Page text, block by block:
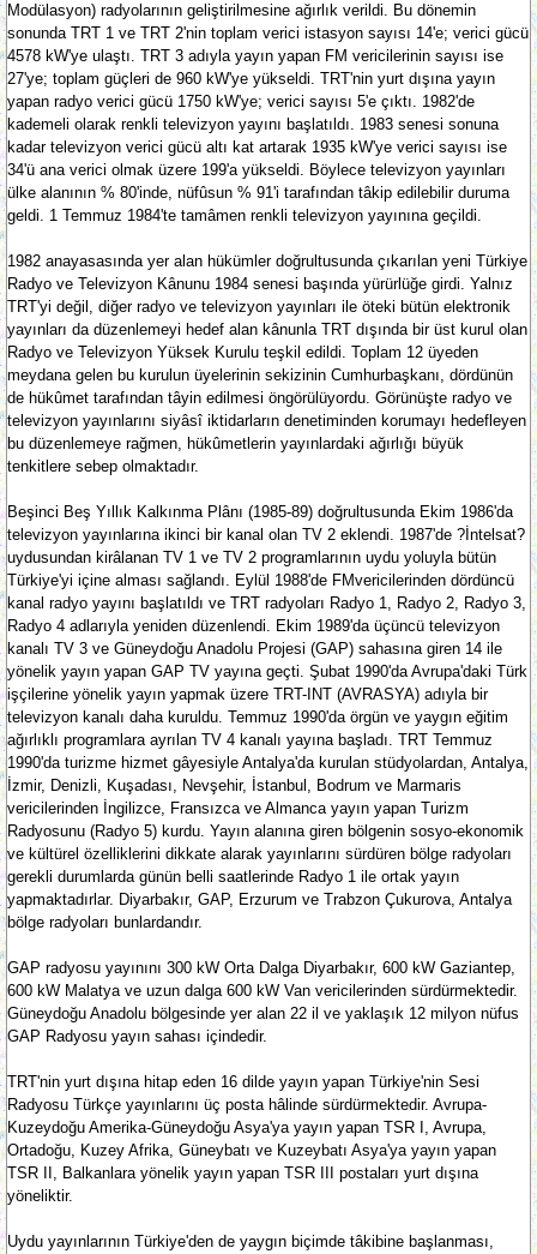
Modülasyon) radyolarının geliştirilmesine ağırlık verildi. Bu dönemin
sonunda TRT 1 ve TRT 2'nin toplam verici istasyon sayısı 14'e; verici gücü
4578 kW'ye ulaştı. TRT 3 adıyla yayın yapan FM vericilerinin sayısı ise
27'ye; toplam güçleri de 960 kW'ye yükseldi. TRT'nin yurt dışına yayın
yapan radyo verici gücü 1750 kW'ye; verici sayısı 5'e çıktı. 1982'de
kademeli olarak renkli televizyon yayını başlatıldı. 1983 senesi sonuna
kadar televizyon verici gücü altı kat artarak 1935 kW'ye verici sayısı ise
34'ü ana verici olmak üzere 199'a yükseldi. Böylece televizyon yayınları
ülke alanının % 80'inde, nüfûsun % 91'i tarafından tâkip edilebilir duruma
geldi. 1 Temmuz 1984'te tamâmen renkli televizyon yayınına geçildi.
1982 anayasasında yer alan hükümler doğrultusunda çıkarılan yeni Türkiye
Radyo ve Televizyon Kânunu 1984 senesi başında yürürlüğe girdi. Yalnız
TRT'yi değil, diğer radyo ve televizyon yayınları ile öteki bütün elektronik
yayınları da düzenlemeyi hedef alan kânunla TRT dışında bir üst kurul olan
Radyo ve Televizyon Yüksek Kurulu teşkil edildi. Toplam 12 üyeden
meydana gelen bu kurulun üyelerinin sekizinin Cumhurbaşkanı, dördünün
de hükûmet tarafından tâyin edilmesi öngörülüyordu. Görünüşte radyo ve
televizyon yayınlarını siyâsî iktidarların denetiminden korumayı hedefleyen
bu düzenlemeye rağmen, hükûmetlerin yayınlardaki ağırlığı büyük
tenkitlere sebep olmaktadır.
Beşinci Beş Yıllık Kalkınma Plânı (1985-89) doğrultusunda Ekim 1986'da
televizyon yayınlarına ikinci bir kanal olan TV 2 eklendi. 1987'de ?İntelsat?
uydusundan kirâlanan TV 1 ve TV 2 programlarının uydu yoluyla bütün
Türkiye'yi içine alması sağlandı. Eylül 1988'de FMvericilerinden dördüncü
kanal radyo yayını başlatıldı ve TRT radyoları Radyo 1, Radyo 2, Radyo 3,
Radyo 4 adlarıyla yeniden düzenlendi. Ekim 1989'da üçüncü televizyon
kanalı TV 3 ve Güneydoğu Anadolu Projesi (GAP) sahasına giren 14 ile
yönelik yayın yapan GAP TV yayına geçti. Şubat 1990'da Avrupa'daki Türk
işçilerine yönelik yayın yapmak üzere TRT-INT (AVRASYA) adıyla bir
televizyon kanalı daha kuruldu. Temmuz 1990'da örgün ve yaygın eğitim
ağırlıklı programlara ayrılan TV 4 kanalı yayına başladı. TRT Temmuz
1990'da turizme hizmet gâyesiyle Antalya'da kurulan stüdyolardan, Antalya,
İzmir, Denizli, Kuşadası, Nevşehir, İstanbul, Bodrum ve Marmaris
vericilerinden İngilizce, Fransızca ve Almanca yayın yapan Turizm
Radyosunu (Radyo 5) kurdu. Yayın alanına giren bölgenin sosyo-ekonomik
ve kültürel özelliklerini dikkate alarak yayınlarını sürdüren bölge radyoları
gerekli durumlarda günün belli saatlerinde Radyo 1 ile ortak yayın
yapmaktadırlar. Diyarbakır, GAP, Erzurum ve Trabzon Çukurova, Antalya
bölge radyoları bunlardandır.
GAP radyosu yayınını 300 kW Orta Dalga Diyarbakır, 600 kW Gaziantep,
600 kW Malatya ve uzun dalga 600 kW Van vericilerinden sürdürmektedir.
Güneydoğu Anadolu bölgesinde yer alan 22 il ve yaklaşık 12 milyon nüfus
GAP Radyosu yayın sahası içindedir.
TRT'nin yurt dışına hitap eden 16 dilde yayın yapan Türkiye'nin Sesi
Radyosu Türkçe yayınlarını üç posta hâlinde sürdürmektedir. Avrupa-
Kuzeydoğu Amerika-Güneydoğu Asya'ya yayın yapan TSR I, Avrupa,
Ortadoğu, Kuzey Afrika, Güneybatı ve Kuzeybatı Asya'ya yayın yapan
TSR II, Balkanlara yönelik yayın yapan TSR III postaları yurt dışına
yöneliktir.
Uydu yayınlarının Türkiye'den de yaygın biçimde tâkibine başlanması,